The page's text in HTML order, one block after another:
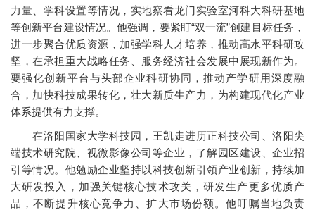
力量、学科设置等情况，实地察看龙门实验室河科大科研基地
等创新平台建设情况。他强调，要紧盯“双一流”创建目标任务，
进一步聚合优质资源，加强学科人才培养，推动高水平科研攻
坚，在承担重大战略任务、服务经济社会发展中展现新作为。
要强化创新平台与头部企业科研协同，推动产学研用深度融
合，加快科技成果转化，壮大新质生产力，为构建现代化产业
体系提供有力支撑。
在洛阳国家大学科技园，王凯走进历正科技公司、洛阳尖
端技术研究院、视微影像公司等企业，了解园区建设、企业招
引等情况。他勉励企业坚持以科技创新引领产业创新，持续加
大研发投入，加强关键核心技术攻关，研发生产更多优质产
品，不断提升核心竞争力、扩大市场份额。他叮嘱当地负责